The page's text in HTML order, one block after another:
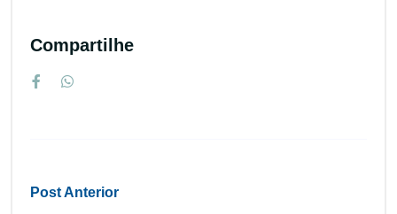
Compartilhe
Post Anterior